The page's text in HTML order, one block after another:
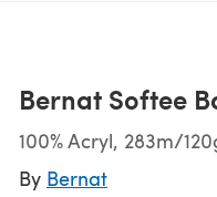
Bernat Softee
100% Acryl, 283m/
By Bernat